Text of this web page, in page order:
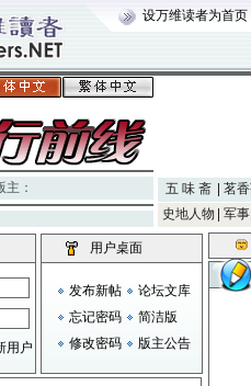
设万维读者为首页
主： 五 味 斋 茗
史地人物
军
用户
用户桌面
发布新帖
论坛文库
忘记密码
简洁版
修改密码
版主公告